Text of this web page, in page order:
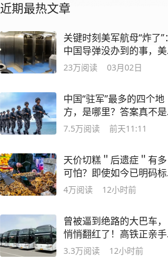
近期最热文章
关键时刻美军航母“炸了”：
中国导弹没办到的事，美
国厕纸干成了
23万阅读 03月02日
中国“驻军”最多的四个地
方，是哪里？答案真不是
北上广！
7.5万阅读 前天11:11
天价切糕＂后遗症＂有多
可怕？即使如今已明码标
价，也无人问津
4万阅读 12小时前
曾被逼到绝路的大巴车，
悄悄翻红了！高铁正亲手
把固有客流送给它
3.3万阅读 12小时前